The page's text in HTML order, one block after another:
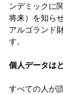
ンデミックに
将来）を知ら
アルゴランド
す。
個人データは
すべての人が